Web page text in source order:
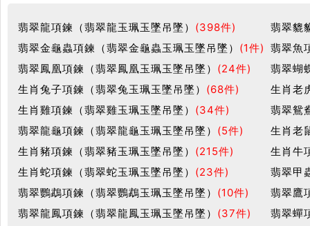
翡翠龍項鍊（翡翠龍玉珮玉墜吊墜） (398件)
翡翠貔
翡翠金龜蟲項鍊（翡翠金龜蟲玉珮玉墜吊墜） (1件) 翡翠魚
翡翠鳳凰項鍊（翡翠鳳凰玉珮玉墜吊墜） (24件)
翡翠蝴
生肖兔子項鍊（翡翠兔玉珮玉墜吊墜） (68件)
生肖老
生肖雞項鍊（翡翠雞玉珮玉墜吊墜） (34件)
翡翠鴛
翡翠龍龜項鍊（翡翠龍龜玉珮玉墜吊墜） (5件)
生肖老
生肖豬項鍊（翡翠豬玉珮玉墜吊墜） (215件)
生肖牛
生肖蛇項鍊（翡翠蛇玉珮玉墜吊墜） (23件)
翡翠甲
翡翠鸚鵡項鍊（翡翠鸚鵡玉珮玉墜吊墜） (10件)
翡翠鷹
翡翠龍鳳項鍊（翡翠龍鳳玉珮玉墜吊墜） (37件)
翡翠蟬